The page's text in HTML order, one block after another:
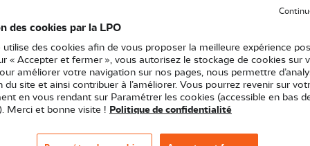
aux Étangs de
de
des cookies par la LPO
des cookies afin de vous proposer la meilleure expérience
« Accepter et fermer », vous autorisez le stockage de cookies sur
améliorer votre navigation sur nos pages, nous permettre
du site et ainsi contribuer à l’améliorer. Vous pourrez revenir sur
en vous rendant sur Paramétrer les cookies (accessible en bas
Merci et bonne visite ! Politique de confidentialité